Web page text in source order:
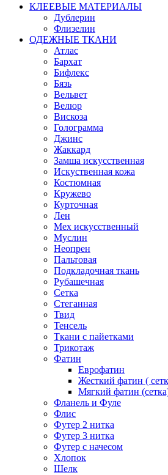
КЛЕЕВЫЕ МАТЕРИАЛЫ
Дублерин
Флизелин
ОДЕЖНЫЕ ТКАНИ
Атлас
Бархат
Бифлекс
Бязь
Вельвет
Велюр
Вискоза
Голограмма
Джинс
Жаккард
Замша искусственная
Искуственная кожа
Костюмная
Кружево
Курточная
Лен
Мех искусственный
Муслин
Неопрен
Пальтовая
Подкладочная ткань
Рубашечная
Сетка
Стеганная
Твид
Тенсель
Ткани с пайетками
Трикотаж
Фатин
Еврофатин
Жесткий фатин (
Мягкий фатин
Фланель и Фуле
Флис
Футер 2 нитка
Футер 3 нитка
Футер с начесом
Хлопок
Шелк